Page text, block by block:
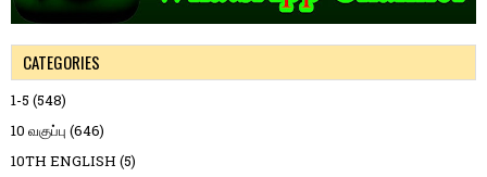
CATEGORIES
1-5 (548)
10 வகுப்பு (646)
10TH ENGLISH (5)